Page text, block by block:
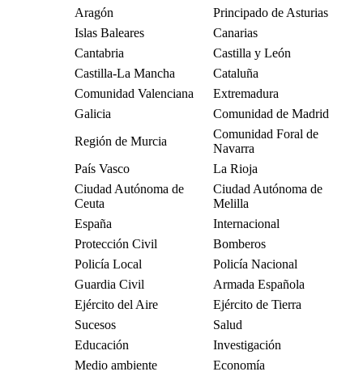
Aragón
Principado de Asturias
Islas Baleares
Canarias
Cantabria
Castilla y León
Castilla-La Mancha
Cataluña
Comunidad Valenciana
Extremadura
Galicia
Comunidad de Madrid
Región de Murcia
Comunidad Foral de
Navarra
País Vasco
La Rioja
Ciudad Autónoma de
Ceuta
Ciudad Autónoma de
Melilla
España
Internacional
Protección Civil
Bomberos
Policía Local
Policía Nacional
Guardia Civil
Armada Española
Ejército del Aire
Ejército de Tierra
Sucesos
Salud
Educación
Investigación
Medio ambiente
Economía